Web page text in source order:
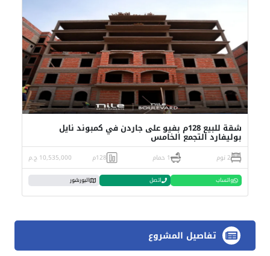
شقة للبيع 128م بفيو على جاردن في كمبوند نايل
بوليفارد التجمع الخامس
2 نوم 1 حمام 128م 10,535,000 ج.م
واتساب اتصل البورشور
تفاصيل المشروع